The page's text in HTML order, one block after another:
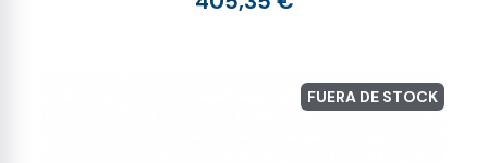
FUERA DE STOCK